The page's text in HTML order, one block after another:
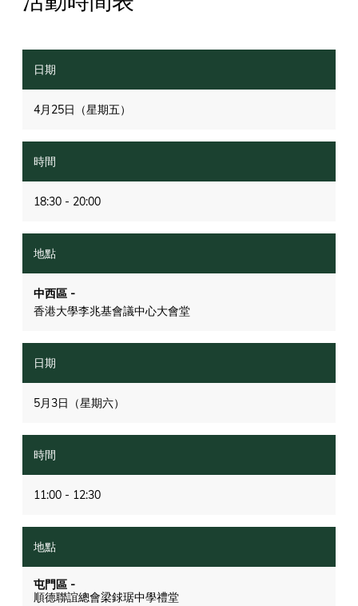
4月25日（星期五）
18:30 - 20:00
中西區 -
香港大學李兆基會議中心大會堂
5月3日（星期六）
11:00 - 12:30
屯門區 -
順德聯誼總會梁銶琚中學禮堂